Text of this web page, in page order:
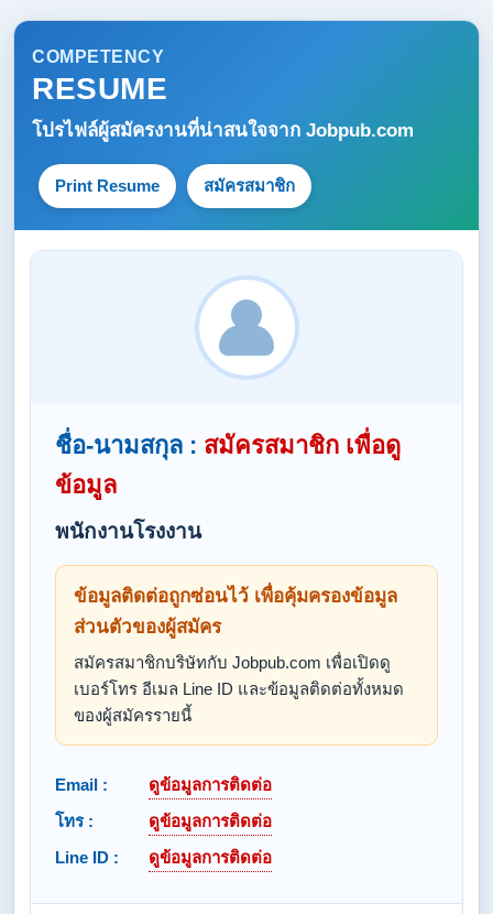
COMPETENCY
RESUME
โปรไฟล์ผู้สมัครงานที่น่าสนใจจาก Jobpub.com
Print Resume สมัครสมาชิก
ชื่อ-นามสกุล : สมัครสมาชิก เพื่อดู
ข้อมูล
พนักงานโรงงาน
ข้อมูลติดต่อถูกซ่อนไว้ เพื่อคุ้มครองข้อมูล
ส่วนตัวของผู้สมัคร
สมัครสมาชิกบริษัทกับ Jobpub.com เพื่อเปิดดู
เบอร์โทร อีเมล Line ID และข้อมูลติดต่อทั้งหมด
ของผู้สมัครรายนี้
Email :
ดูข้อมูลการติดต่อ
โทร :
ดูข้อมูลการติดต่อ
Line ID :
ดูข้อมูลการติดต่อ